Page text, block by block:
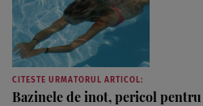
CITESTE URMATORUL ARTICOL:
Bazinele de inot, pericol pentru